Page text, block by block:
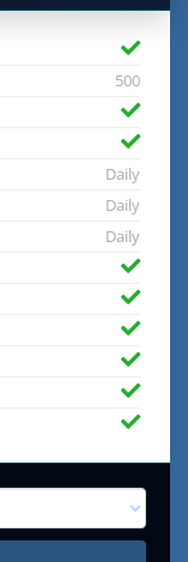
500
Daily
Daily
Daily